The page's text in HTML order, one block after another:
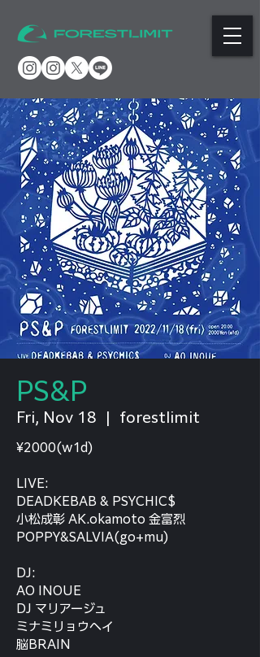
PS&P
Fri, Nov 18 forestlimit
¥2000(w1d)
LIVE:
DEADKEBAB & PSYCHIC$
小松成彰 AK.okamoto 金富烈
POPPY&SALVIA(go+mu)
DJ:
AO INOUE
DJ マリアージュ
ミナミリョウヘイ
脳BRAIN